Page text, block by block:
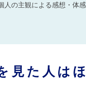
の主観による感想・体
見た人は